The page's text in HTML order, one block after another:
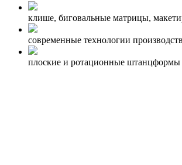
клише, биговальные матрицы,
современные технологии
плоские и ротационные штанцформы